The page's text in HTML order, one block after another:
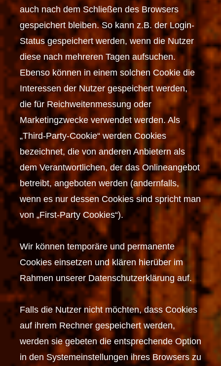
auch nach dem Schließen des Browsers
gespeichert bleiben. So kann z.B. der Login-
Status gespeichert werden, wenn die Nutzer
diese nach mehreren Tagen aufsuchen.
Ebenso können in einem solchen Cookie die
Interessen der Nutzer gespeichert werden,
die für Reichweitenmessung oder
Marketingzwecke verwendet werden. Als
„Third-Party-Cookie“ werden Cookies
bezeichnet, die von anderen Anbietern als
dem Verantwortlichen, der das Onlineangebot
betreibt, angeboten werden (andernfalls,
wenn es nur dessen Cookies sind spricht man
von „First-Party Cookies“).
Wir können temporäre und permanente
Cookies einsetzen und klären hierüber im
Rahmen unserer Datenschutzerklärung auf.
Falls die Nutzer nicht möchten, dass Cookies
auf ihrem Rechner gespeichert werden,
werden sie gebeten die entsprechende Option
in den Systemeinstellungen ihres Browsers zu